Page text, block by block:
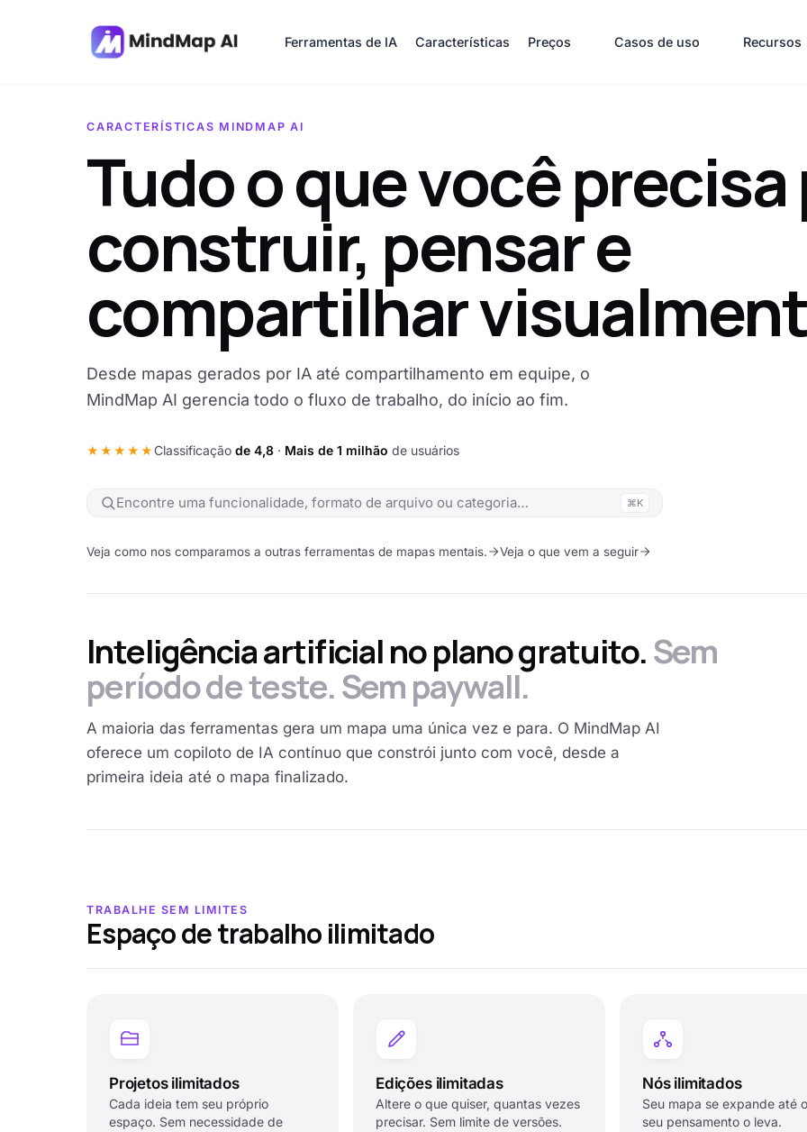
Ferramentas de IA Características Preços Casos de uso Recursos
CARACTERÍSTICAS MINDMAP AI
Tudo o que você precisa
construir, pensar e
compartilhar
Desde mapas gerados por IA até compartilhamento em equipe, o
MindMap AI gerencia todo o fluxo de trabalho, do início ao fim.
★★★★★Classificação de 4,8 · Mais de 1 milhão de usuários
⌘K
Veja como nos comparamos a outras ferramentas de mapas mentais. Veja o que vem a seguir
Inteligência artificial no plano gratuito.Sem
período de teste. Sem paywall.
A maioria das ferramentas gera um mapa uma única vez e para. O MindMap AI
oferece um copiloto de IA contínuo que constrói junto com você, desde a
primeira ideia até o mapa finalizado.
TRABALHE SEM LIMITES
Espaço de trabalho ilimitado
Projetos ilimitados
Cada ideia tem seu próprio
espaço. Sem necessidade de
Edições ilimitadas
Altere o que quiser, quantas vezes
precisar. Sem limite de versões.
Nós ilimitados
Seu mapa se expande até
seu pensamento o leva.